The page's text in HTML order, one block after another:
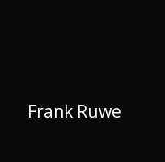
Frank Ruwe